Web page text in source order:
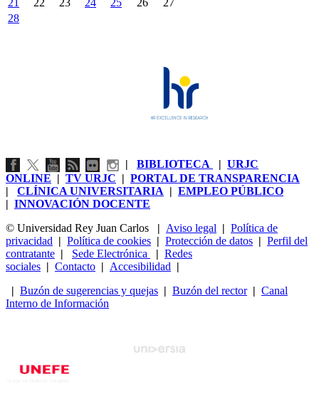
21
22 23 24 25 26
27
28
| BIBLIOTECA | URJC
ONLINE | TV URJC | PORTAL DE TRANSPARENCIA
| CLÍNICA UNIVERSITARIA | EMPLEO PÚBLICO
| INNOVACIÓN DOCENTE
© Universidad Rey Juan Carlos
| Aviso legal | Política de
privacidad | Política de cookies | Protección de datos | Perfil del
contratante | Sede Electrónica | Redes
sociales | Contacto | Accesibilidad |
| Buzón de sugerencias y quejas | Buzón del rector| Canal
Interno de Información